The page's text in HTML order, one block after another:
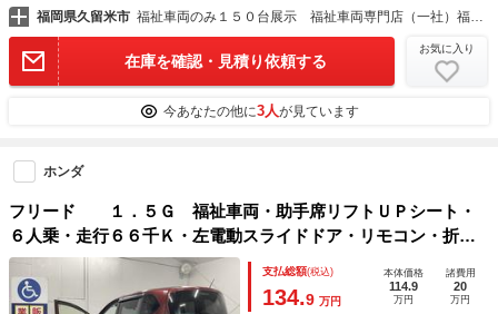
福岡県久留米市 福祉車両のみ１５０台展示 福祉車両専門店（一社）福祉車両のたすかる
在庫を確認・見積り依頼する
お気に入り
今あなたの他に3人が見ています
ホンダ
フリード １．５Ｇ 福祉車両・助手席リフトＵＰシート・
６人乗・走行６６千Ｋ・左電動スライドドア・リモコン・折り
畳み車イス固定ネット・右側スライドドアイージークローザー
付き・スマートキー・ヘッドライトＨＩＤ
支払総額(税込)
134.9 万円
本体価格
114.9
万円
諸費用
20
万円